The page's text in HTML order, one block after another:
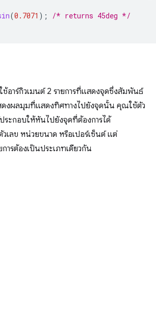
(0.7071 );
/* returns 45deg */
ใช้อาร์กิวเมนต์ 2 รายการที่แสดงจุดซึ่งสัมพันธ์
งผลมุมที่แสดงทิศทางไปยังจุดนั้น คุณใช้ตัว
ะกอบให้หันไปยังจุดที่ต้องการได้
วเลข หน่วยขนาด หรือเปอร์เซ็นต์ แต่
การต้องเป็นประเภทเดียวกัน